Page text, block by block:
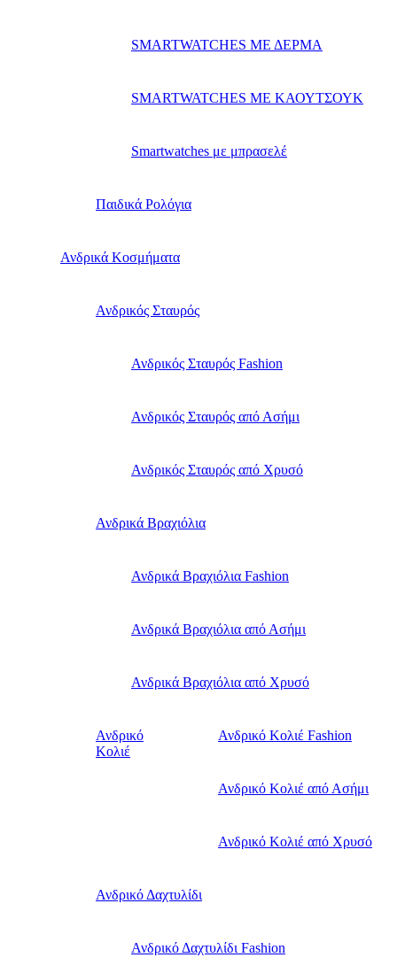
SMARTWATCHES ΜΕ ΔΕΡΜΑ
SMARTWATCHES ΜΕ ΚΑΟΥΤΣΟΥΚ
Smartwatches με μπρασελέ
Παιδικά Ρολόγια
Ανδρικά Κοσμήματα
Ανδρικός Σταυρός
Ανδρικός Σταυρός Fashion
Ανδρικός Σταυρός από Ασήμι
Ανδρικός Σταυρός από Χρυσό
Ανδρικά Βραχιόλια
Ανδρικά Βραχιόλια Fashion
Ανδρικά Βραχιόλια από Ασήμι
Ανδρικά Βραχιόλια από Χρυσό
Ανδρικό
Κολιέ
Ανδρικό Κολιέ Fashion
Ανδρικό Κολιέ από Ασήμι
Ανδρικό Κολιέ από Χρυσό
Ανδρικό Δαχτυλίδι
Ανδρικό Δαχτυλίδι Fashion